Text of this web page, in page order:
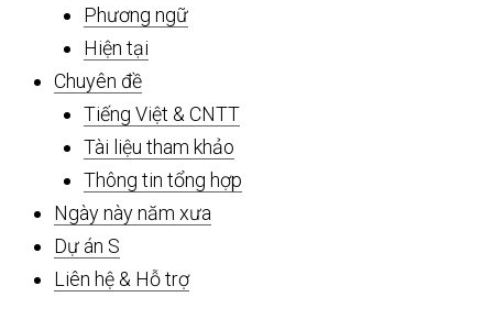
Phương ngữ
Hiện tại
Chuyên đề
Tiếng Việt & CNTT
Tài liệu tham khảo
Thông tin tổng hợp
Ngày này năm xưa
Dự án S
Liên hệ & Hỗ trợ